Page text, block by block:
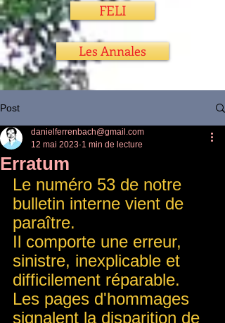
FELI
Les Annales
Post
Erratum
danielferrenbach@gmail.com
12 mai 2023 1 min de lecture
Le numéro 53 de notre
bulletin interne vient de
paraître.
Il comporte une erreur,
sinistre, inexplicable et
difficilement réparable.
Les pages d'hommages
signalent la disparition de